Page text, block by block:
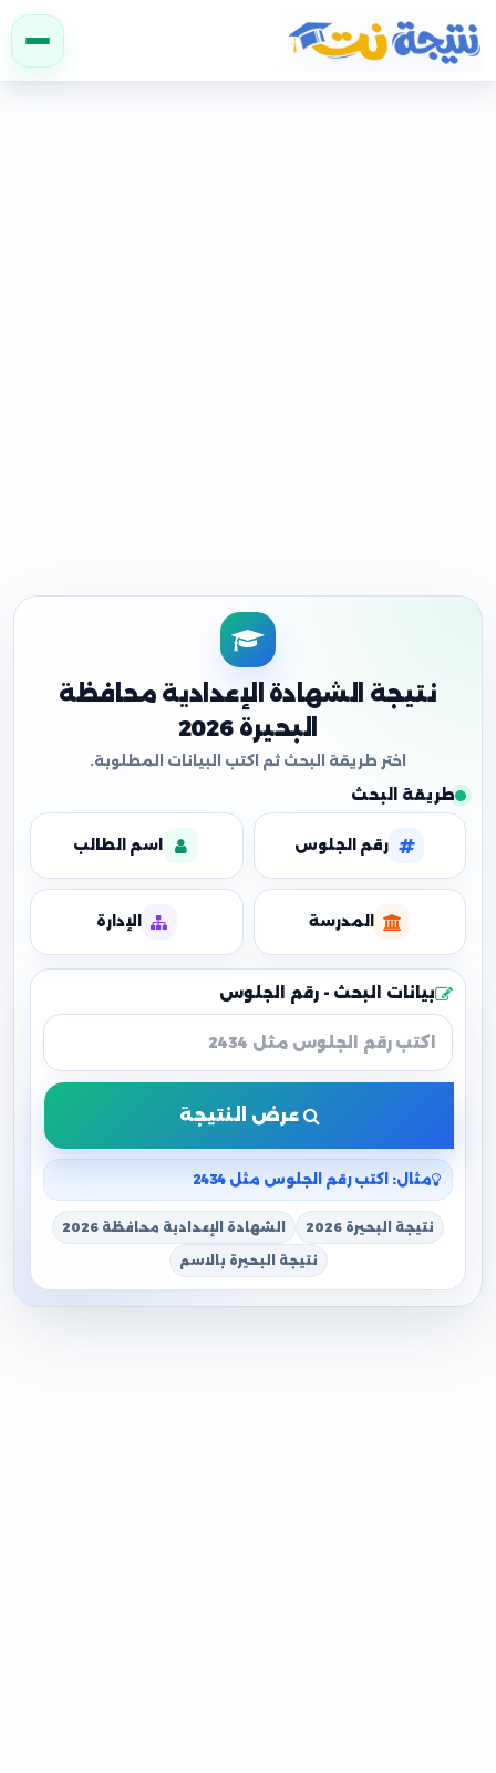
نتيجة نت
نتيجة الشهادة الإعدادية محافظة
البحيرة 2026
طريقة البحث
رقم الجلوس اسم الطالب
المدرسة الإدارة
بيانات البحث - رقم الجلوس
عرض النتيجة
مثال: اكتب رقم الجلوس مثل 2434
نتيجة البحيرة 2026 الشهادة الإعدادية محافظة 2026
نتيجة البحيرة بالاسم